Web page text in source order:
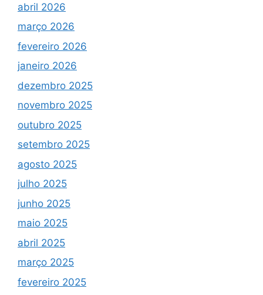
abril 2026
março 2026
fevereiro 2026
janeiro 2026
dezembro 2025
novembro 2025
outubro 2025
setembro 2025
agosto 2025
julho 2025
junho 2025
maio 2025
abril 2025
março 2025
fevereiro 2025